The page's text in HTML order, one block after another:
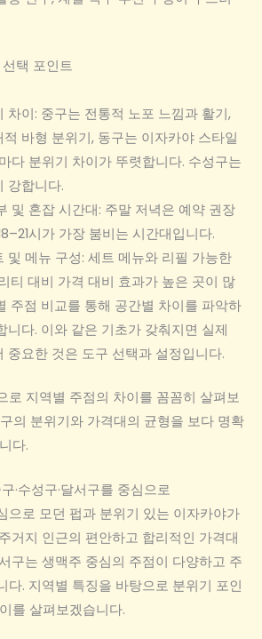
택 포인트
차이: 중구는 전통적 노포 느낌과 활기,
바형 분위기, 동구는 이자카야 스타일
다 분위기 차이가 뚜렷합니다. 수성구는
강합니다.
및 혼잡 시간대: 주말 저녁은 예약 권장
시가 가장 붐비는 시간대입니다.
및 메뉴 구성: 세트 메뉴와 리필 가능한
티 대비 가격 대비 효과가 높은 곳이 많
주점 비교를 통해 공간별 차이를 파악하
니다. 이와 같은 기초가 갖춰지면 실제
중요한 것은 도구 선택과 설정입니다.
로 지역별 주점의 차이를 꼼꼼히 살펴보
구의 분위기와 가격대의 균형을 보다 명확
다.
·수성구·달서구를 중심으로
으로 모던 펍과 분위기 있는 이자카야가
거지 인근의 편안하고 합리적인 가격대
구는 생맥주 중심의 주점이 다양하고 주
다. 지역별 특징을 바탕으로 분위기 포인
를 살펴보겠습니다.